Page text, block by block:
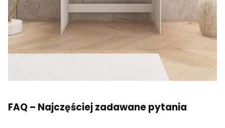
FAQ – Najczęściej zadawane pytania